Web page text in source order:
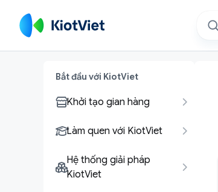
Bắt đầu với KiotViet
Khởi tạo gian hàng
Làm quen với KiotViet
Hệ thống giải pháp
KiotViet